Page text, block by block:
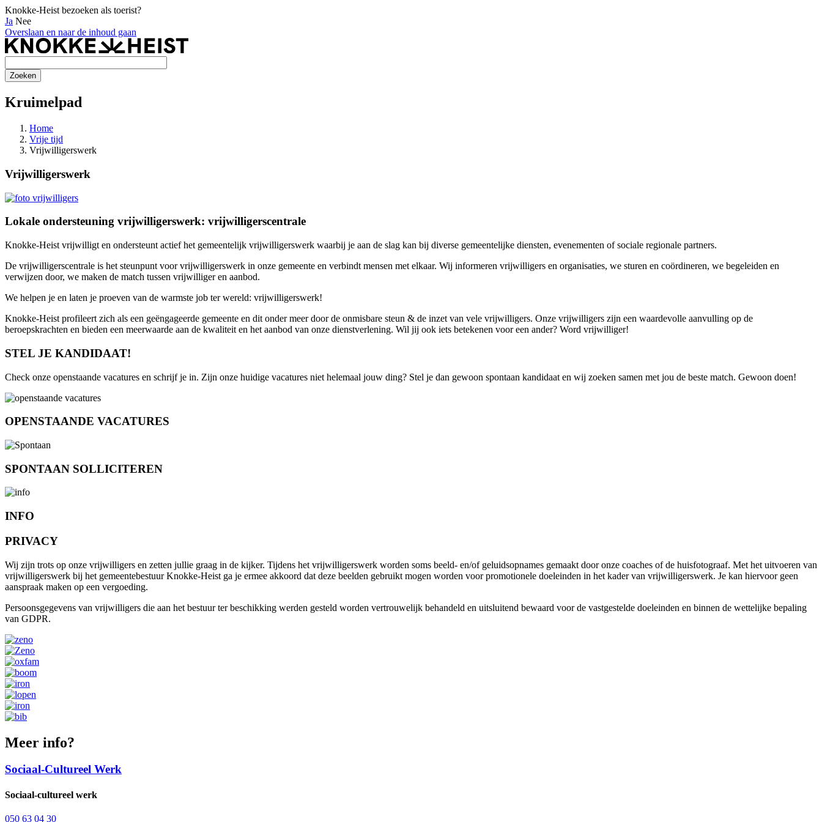
Knokke-Heist bezoeken als toerist?
Ja Nee
Overslaan en naar de inhoud gaan
Kruimelpad
Home
Vrije tijd
Vrijwilligerswerk
Vrijwilligerswerk
Lokale ondersteuning vrijwilligerswerk: vrijwilligerscentrale
Knokke-Heist vrijwilligt en ondersteunt actief het gemeentelijk vrijwilligerswerk waarbij je aan de slag kan bij diverse gemeentelijke diensten, evenementen of sociale regionale partners.
De vrijwilligerscentrale is het steunpunt voor vrijwilligerswerk in onze gemeente en verbindt mensen met elkaar. Wij informeren vrijwilligers en organisaties, we sturen en coördineren, we begeleiden en
verwijzen door, we maken de match tussen vrijwilliger en aanbod.
We helpen je en laten je proeven van de warmste job ter wereld: vrijwilligerswerk!
Knokke-Heist profileert zich als een geëngageerde gemeente en dit onder meer door de onmisbare steun & de inzet van vele vrijwilligers. Onze vrijwilligers zijn een waardevolle aanvulling op de
beroepskrachten en bieden een meerwaarde aan de kwaliteit en het aanbod van onze dienstverlening. Wil jij ook iets betekenen voor een ander? Word vrijwilliger!
STEL JE KANDIDAAT!
Check onze openstaande vacatures en schrijf je in. Zijn onze huidige vacatures niet helemaal jouw ding? Stel je dan gewoon spontaan kandidaat en wij zoeken samen met jou de beste match. Gewoon doen!
OPENSTAANDE VACATURES
SPONTAAN SOLLICITEREN
INFO
PRIVACY
Wij zijn trots op onze vrijwilligers en zetten jullie graag in de kijker. Tijdens het vrijwilligerswerk worden soms beeld- en/of geluidsopnames gemaakt door onze coaches of de huisfotograaf. Met het uitvoeren van
vrijwilligerswerk bij het gemeentebestuur Knokke-Heist ga je ermee akkoord dat deze beelden gebruikt mogen worden voor promotionele doeleinden in het kader van vrijwilligerswerk. Je kan hiervoor geen
aanspraak maken op een vergoeding.
Persoonsgegevens van vrijwilligers die aan het bestuur ter beschikking werden gesteld worden vertrouwelijk behandeld en uitsluitend bewaard voor de vastgestelde doeleinden en binnen de wettelijke bepaling
van GDPR.
Meer info?
Sociaal-Cultureel Werk
Sociaal-cultureel werk
050 63 04 30